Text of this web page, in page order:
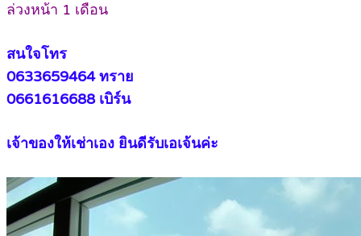
ล่วงหน้า 1 เดือน
สนใจโทร
0633659464 ทราย
0661616688 เบิร์น
เจ้าของให้เช่าเอง ยินดีรับเอเจ้นค่ะ